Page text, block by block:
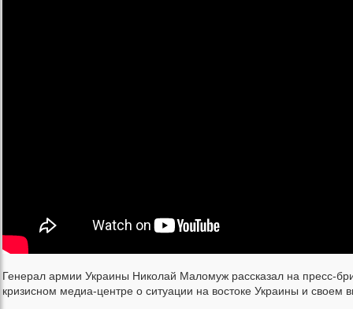
Генерал армии Украины Николай Маломуж рассказал на пресс-
кризисном медиа-центре о ситуации на востоке Украины и своем